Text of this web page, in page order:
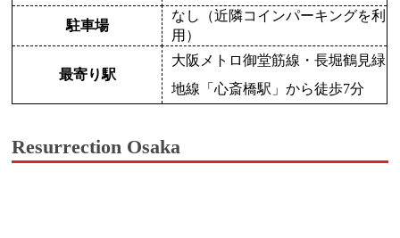
駐車場
なし（近隣コインパーキングを利
用）
最寄り駅
大阪メトロ御堂筋線・長堀鶴見緑
地線「心斎橋駅」から徒歩7分
Resurrection Osaka